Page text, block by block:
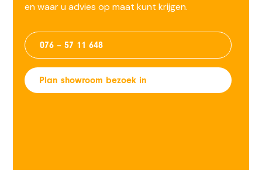
en waar u advies op maat kunt krijgen.
076 – 57 11 648
Plan showroom bezoek in